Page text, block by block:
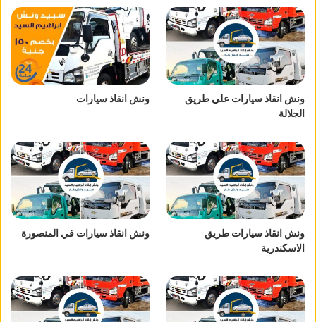
ونش انقاذ سيارات علي طريق
الجلالة
ونش انقاذ سيارات
ونش انقاذ سيارات طريق
الاسكندرية
ونش انقاذ سيارات في المنصورة